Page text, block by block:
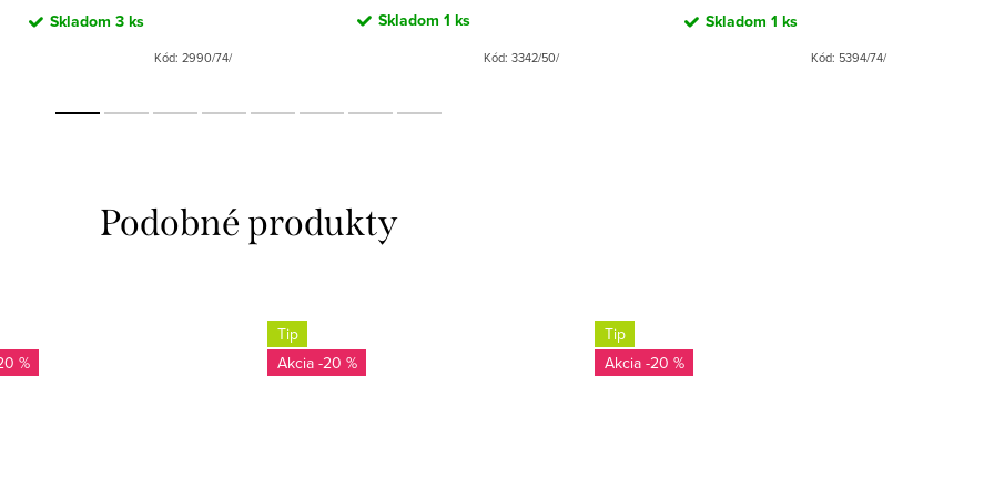
Skladom 3 ks
Kód: 2990/74/
Skladom 1 ks
Kód: 3342/50/
Skladom 1 ks
Kód: 5394/74/
%
Tip
-20 %
Tip
-20 %